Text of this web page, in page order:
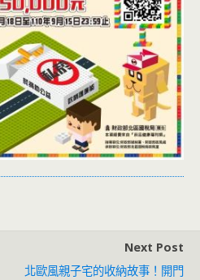
Next Post
北歐風親子宅的收納故事！開門